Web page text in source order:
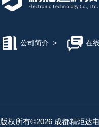
公司简介 > 在
版权所有©2026 成都精炬达